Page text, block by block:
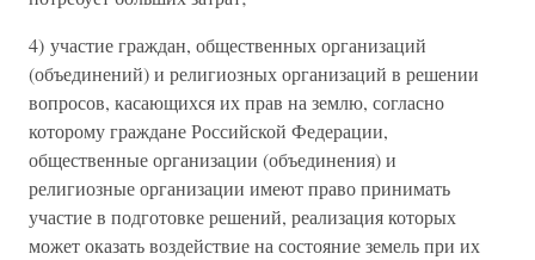
4) участие граждан, общественных организаций
(объединений) и религиозных организаций в решении
вопросов, касающихся их прав на землю, согласно
которому граждане Российской Федерации,
общественные организации (объединения) и
религиозные организации имеют право принимать
участие в подготовке решений, реализация которых
может оказать воздействие на состояние земель при их